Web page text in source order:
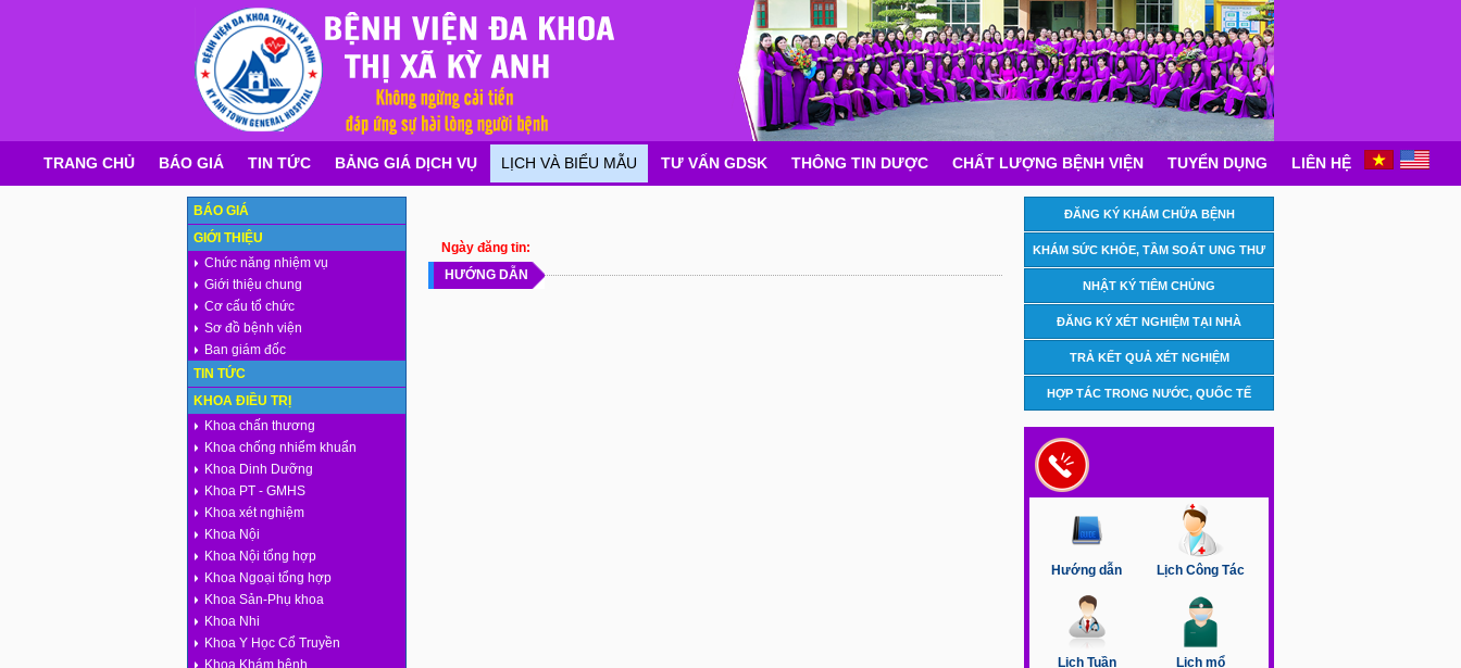
TRANG CHỦ BÁO GIÁ TIN TỨC BẢNG GIÁ DỊCH VỤ LỊCH VÀ BIỂU MẪU TƯ VẤN GDSK THÔNG TIN DƯỢC CHẤT LƯỢNG BỆNH VIỆN TUYỂN DỤNG LIÊN HỆ
BÁO GIÁ
GIỚI THIỆU
Chức năng nhiệm vụ
Giới thiệu chung
Cơ cấu tổ chức
Sơ đồ bệnh viện
Ban giám đốc
TIN TỨC
KHOA ĐIỀU TRỊ
Khoa chấn thương
Khoa chống nhiểm khuẩn
Khoa Dinh Dưỡng
Khoa PT - GMHS
Khoa xét nghiệm
Khoa Nội
Khoa Nội tổng hợp
Khoa Ngoại tổng hợp
Khoa Sản-Phụ khoa
Khoa Nhi
Khoa Y Học Cổ Truyền
Khoa Khám bệnh
Ngày đăng tin:
HƯỚNG DẪN
ĐĂNG KÝ KHÁM CHỮA BỆNH
KHÁM SỨC KHỎE, TẦM SOÁT UNG THƯ
NHẬT KÝ TIÊM CHỦNG
ĐĂNG KÝ XÉT NGHIỆM TẠI NHÀ
TRẢ KẾT QUẢ XÉT NGHIỆM
HỢP TÁC TRONG NƯỚC, QUỐC TẾ
Hướng dẫn Lịch Công Tác
Lịch Tuần Lịch mổ